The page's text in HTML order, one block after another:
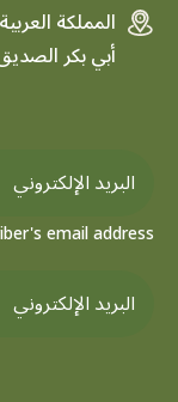
المملكة
أبي بكر
email address.